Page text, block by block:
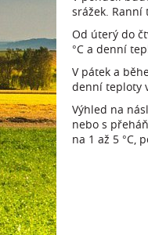
srážek. Ranní
Od úterý do
°C a denní
V pátek a
denní teploty
Výhled na
nebo s
na 1 až 5 °C,